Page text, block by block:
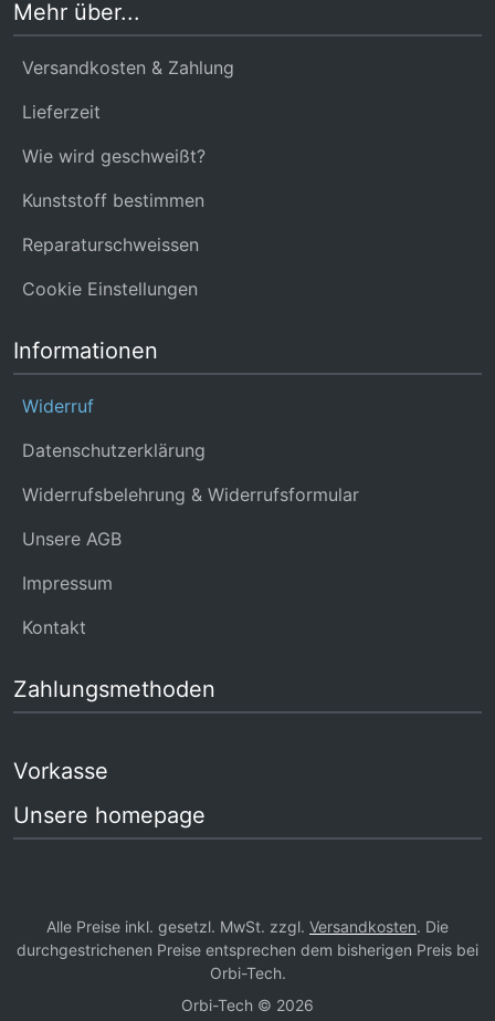
Mehr über...
Versandkosten & Zahlung
Lieferzeit
Wie wird geschweißt?
Kunststoff bestimmen
Reparaturschweissen
Cookie Einstellungen
Informationen
Widerruf
Datenschutzerklärung
Widerrufsbelehrung & Widerrufsformular
Unsere AGB
Impressum
Kontakt
Zahlungsmethoden
Vorkasse
Unsere homepage
Alle Preise inkl. gesetzl. MwSt. zzgl. Versandkosten. Die
durchgestrichenen Preise entsprechen dem bisherigen Preis bei
Orbi-Tech.
Orbi-Tech © 2026